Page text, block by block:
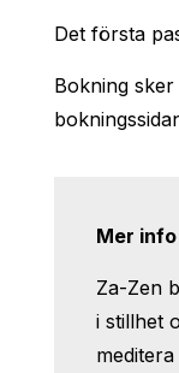
Det första
Bokning
Mer
Za-Zen
i stillhet